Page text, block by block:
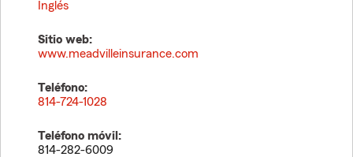
Inglés
Sitio web:
www.meadvilleinsurance.com
Teléfono:
814-724-1028
Teléfono móvil:
814-282-6009